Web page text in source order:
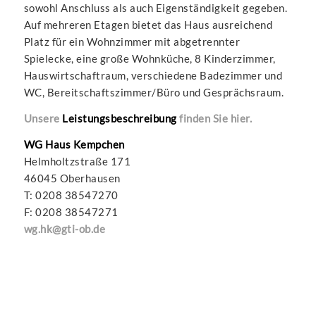
sowohl Anschluss als auch Eigenständigkeit gegeben.
Auf mehreren Etagen bietet das Haus ausreichend
Platz für ein Wohnzimmer mit abgetrennter
Spielecke, eine große Wohnküche, 8 Kinderzimmer,
Hauswirtschaftraum, verschiedene Badezimmer und
WC, Bereitschaftszimmer/Büro und Gesprächsraum.
Unsere Leistungsbeschreibung finden Sie hier.
WG Haus Kempchen
Helmholtzstraße 171
46045 Oberhausen
T: 0208 38547270
F: 0208 38547271
wg.hk@gti-ob.de